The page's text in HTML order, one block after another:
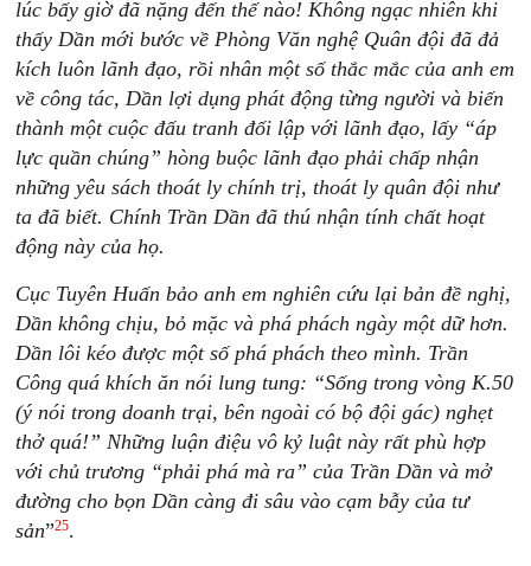
lúc bấy giờ đã nặng đến thế nào! Không ngạc nhiên khi
thấy Dần mới bước về Phòng Văn nghệ Quân đội đã đả
kích luôn lãnh đạo, rồi nhân một số thắc mắc của anh em
về công tác, Dần lợi dụng phát động từng người và biến
thành một cuộc đấu tranh đối lập với lãnh đạo, lấy “áp
lực quần chúng” hòng buộc lãnh đạo phải chấp nhận
những yêu sách thoát ly chính trị, thoát ly quân đội như
ta đã biết. Chính Trần Dần đã thú nhận tính chất hoạt
động này của họ.
Cục Tuyên Huấn bảo anh em nghiên cứu lại bản đề nghị,
Dần không chịu, bỏ mặc và phá phách ngày một dữ hơn.
Dần lôi kéo được một số phá phách theo mình. Trần
Công quá khích ăn nói lung tung: “Sống trong vòng K.50
(ý nói trong doanh trại, bên ngoài có bộ đội gác) nghẹt
thở quá!” Những luận điệu vô kỷ luật này rất phù hợp
với chủ trương “phải phá mà ra” của Trần Dần và mở
đường cho bọn Dần càng đi sâu vào cạm bẫy của tư
sản”25.